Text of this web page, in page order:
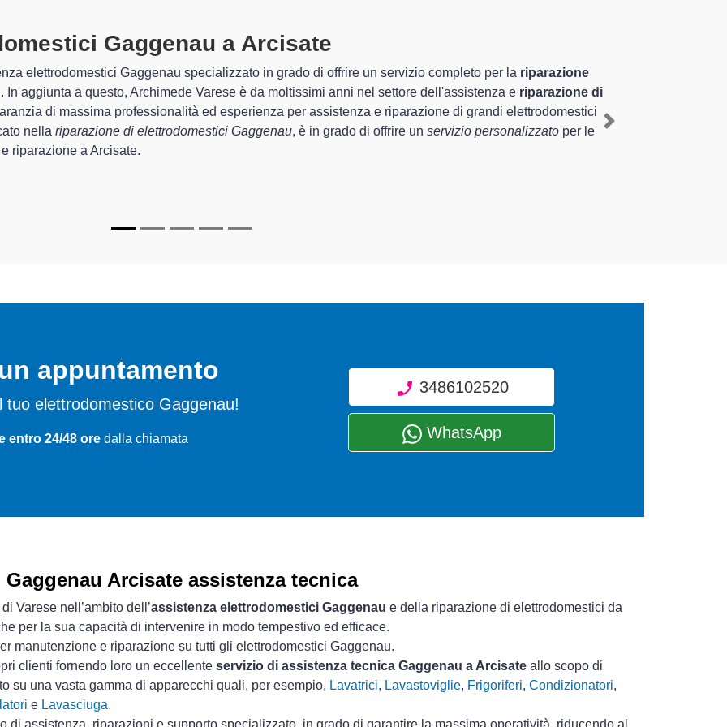
Gaggenau A Arcisate
Archimede Varese sono in grado di garantire al cliente esperienza pluriennale nel territorio di Arcisate e provincia per
e lariparazione del tuo elettrodomestico Gaggenau a Arcisate , mediante il ripristino rapido del corretto
specializzatidi Archimede Varese sono in grado di fornire interventi di diverse tipologie sugli elettrodomestici da
Next
appuntamento
elettrodomestico Gaggenau!
entro 24/48 ore dalla chiamata
3486102520
WhatsApp
Gaggenau Arcisate assistenza tecnica
Varese nell’ambito dell’assistenza elettrodomestici Gaggenau e della riparazione di elettrodomestici da
per la sua capacità di intervenire in modo tempestivo ed efficace.
manutenzione e riparazione su tutti gli elettrodomestici Gaggenau.
clienti fornendo loro un eccellente servizio di assistenza tecnica Gaggenau a Arcisate allo scopo di
su una vasta gamma di apparecchi quali, per esempio, Lavatrici, Lavastoviglie, Frigoriferi, Condizionatori,
e Lavasciuga.
di assistenza, riparazioni e supporto specializzato, in grado di garantire la massima operatività, riducendo al